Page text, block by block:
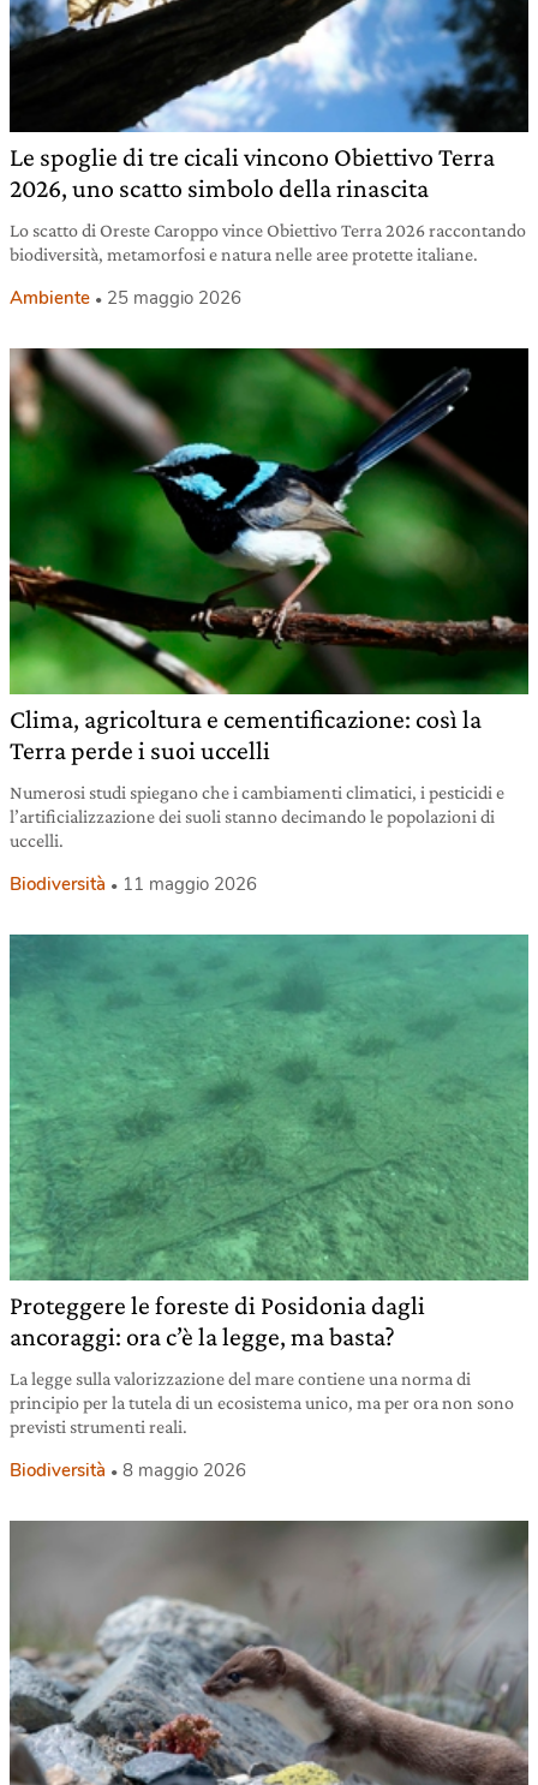
Le spoglie di tre cicali vincono Obiettivo Terra
2026, uno scatto simbolo della rinascita
Lo scatto di Oreste Caroppo vince Obiettivo Terra 2026 raccontando
biodiversità, metamorfosi e natura nelle aree protette italiane.
Ambiente 25 maggio 2026
Clima, agricoltura e cementificazione: così la
Terra perde i suoi uccelli
Numerosi studi spiegano che i cambiamenti climatici, i pesticidi e
l’artificializzazione dei suoli stanno decimando le popolazioni di
uccelli.
Biodiversità 11 maggio 2026
Proteggere le foreste di Posidonia dagli
ancoraggi: ora c’è la legge, ma basta?
La legge sulla valorizzazione del mare contiene una norma di
principio per la tutela di un ecosistema unico, ma per ora non sono
previsti strumenti reali.
Biodiversità 8 maggio 2026